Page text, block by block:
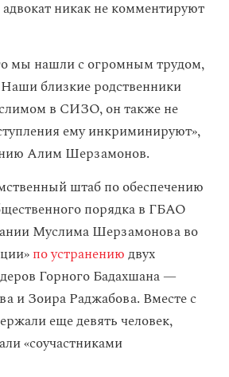
никак не комментируют
мы нашли с огромным трудом,
близкие родственники
в СИЗО, он также не
ему инкриминируют»,
Алим Шерзамонов.
штаб по обеспечению
порядка в ГБАО
Муслима Шерзамонова во
по устранениюдвух
Горного Бадахшана —
и Зоира Раджабова. Вместе с
еще девять человек,
«соучастниками